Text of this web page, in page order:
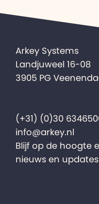
Arkey Systems
Landjuweel 16-08
3905 PG
(+31) (0)30
info@arkey.nl
Blijf op de hoogte
nieuws en